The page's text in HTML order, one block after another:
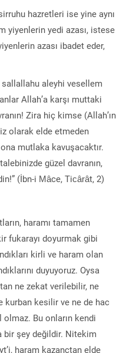
hazretleri ise yine aynı
yiyenlerin yedi azası, istese
azası ibadet eder,
aleyhi vesellem
Allah’a karşı muttaki
Zira hiç kimse (Allah’ın
olarak elde etmeden
mutlaka kavuşacaktır.
güzel davranın,
(İbn-i Mâce, Ticârât, 2)
haramı tamamen
fukarayı doyurmak gibi
kirli ve haram olan
duyuyoruz. Oysa
ne zekat verilebilir, ne
kurban kesilir ve ne de hac
olmaz. Bu onların kendi
bir şey değildir. Nitekim
haram kazançtan elde